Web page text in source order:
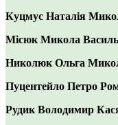
Куцмус Наталія
Місюк Микола
Николюк Ольга
Пуцентейло Петро
Рудик Володимир